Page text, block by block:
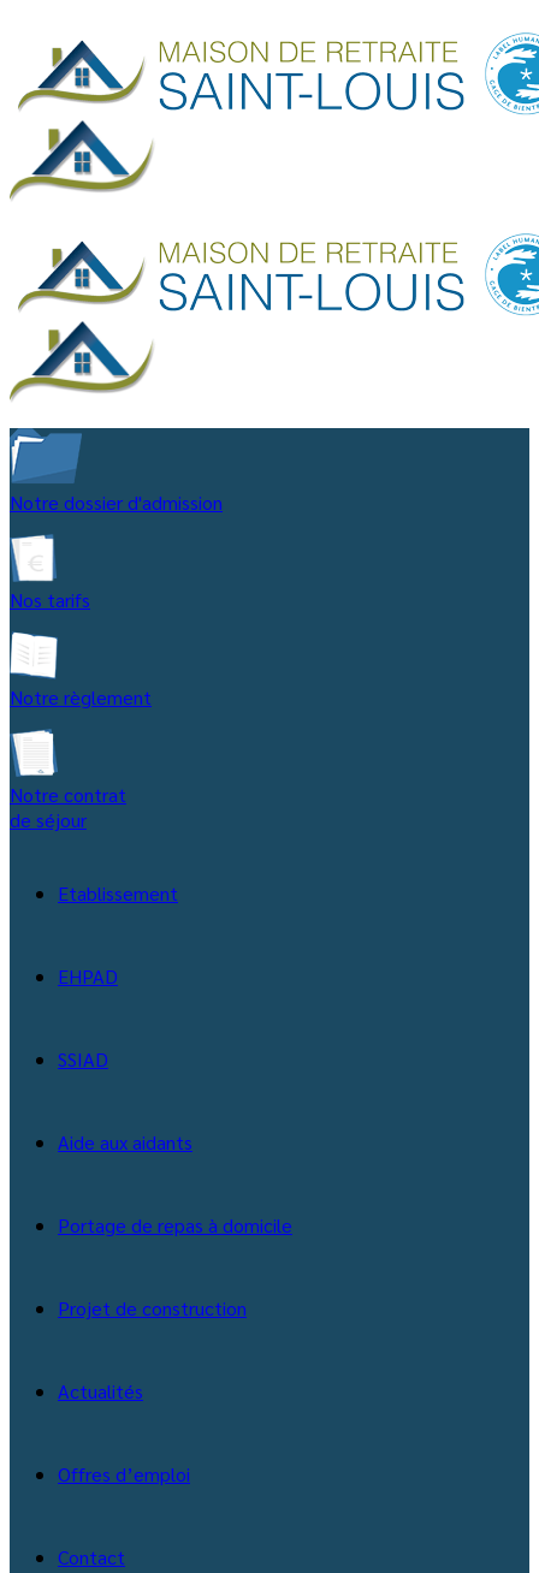
Notre dossier d'admission
Nos tarifs
Notre règlement
Notre contrat
de séjour
Etablissement
EHPAD
SSIAD
Aide aux aidants
Portage de repas à domicile
Projet de construction
Actualités
Offres d’emploi
Contact